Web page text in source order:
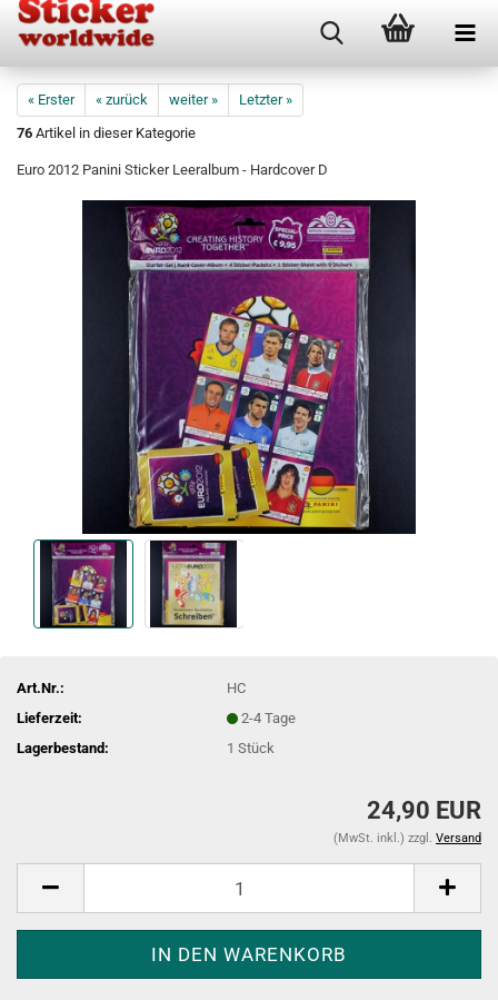
« Erster « zurück weiter »
Letzter »
76 Artikel in dieser Kategorie
Euro 2012 Panini Sticker Leeralbum - Hardcover D
Art.Nr.:
HC
Lieferzeit:
2-4 Tage
Lagerbestand:
1Stück
24,90 EUR
(MwSt. inkl.) zzgl. Versand